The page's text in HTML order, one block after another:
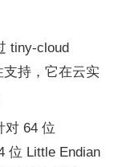
tiny-cloud
持，它在云实
对 64 位
位 Little Endian